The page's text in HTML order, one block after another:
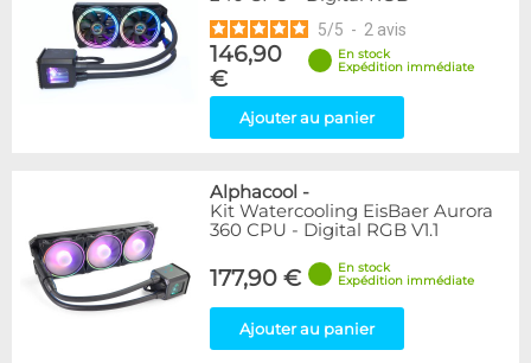
5/5 - 2 avis
146,90
€
En stock
Expédition immédiate
Ajouter au panier
Alphacool -
Kit Watercooling EisBaer Aurora
360 CPU - Digital RGB V1.1
177,90 €
En stock
Expédition immédiate
Ajouter au panier